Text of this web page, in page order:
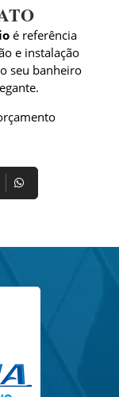
é referência
e instalação
seu banheiro